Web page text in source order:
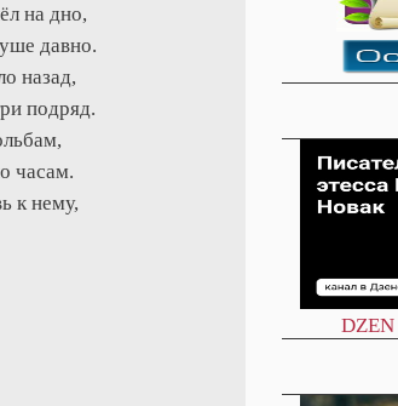
на дно,
давно.
назад,
подряд.
часам.
к нему,
DZEN